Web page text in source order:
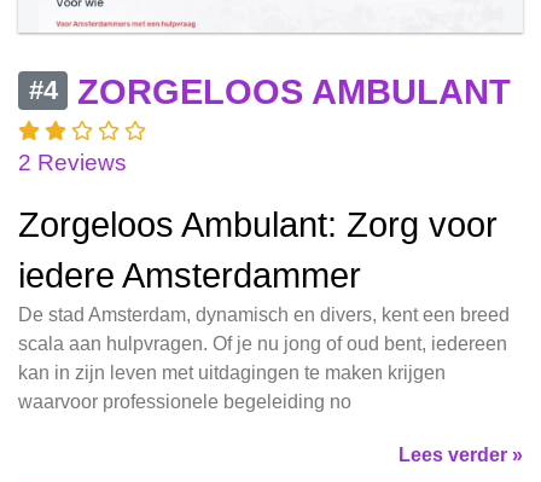
#4 ZORGELOOS AMBULANT
2 Reviews
Zorgeloos Ambulant: Zorg voor
iedere Amsterdammer
De stad Amsterdam, dynamisch en divers, kent een breed
scala aan hulpvragen. Of je nu jong of oud bent, iedereen
kan in zijn leven met uitdagingen te maken krijgen
waarvoor professionele begeleiding no
Lees verder »